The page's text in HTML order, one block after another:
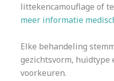
littekencamouflage of
meer informatie
Elke behandeling
gezichtsvorm, huidtype
voorkeuren.